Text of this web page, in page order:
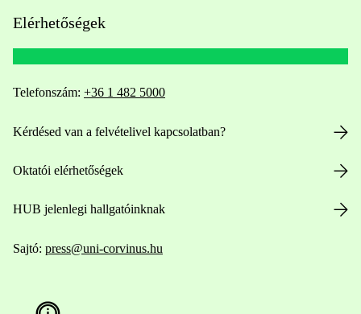
Elérhetőségek
Telefonszám: +36 1 482 5000
Kérdésed van a felvételivel kapcsolatban?
Oktatói elérhetőségek
HUB jelenlegi hallgatóinknak
Sajtó: press@uni-corvinus.hu